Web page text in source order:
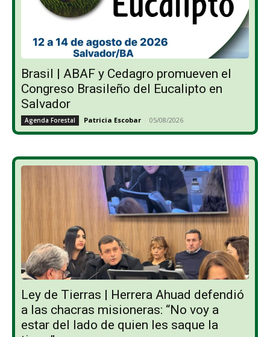
Brasil | ABAF y Cedagro promueven el
Congreso Brasileño del Eucalipto en
Salvador
Agenda Forestal Patricia Escobar - 05/08/2026
Ley de Tierras | Herrera Ahuad defendió
a las chacras misioneras: “No voy a
estar del lado de quien les saque la